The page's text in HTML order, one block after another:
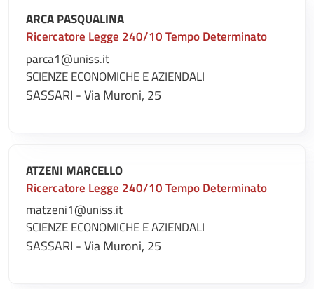
ARCA PASQUALINA
Ricercatore Legge 240/10 Tempo Determinato
parca1@uniss.it
SCIENZE ECONOMICHE E AZIENDALI
SASSARI - Via Muroni, 25
ATZENI MARCELLO
Ricercatore Legge 240/10 Tempo Determinato
matzeni1@uniss.it
SCIENZE ECONOMICHE E AZIENDALI
SASSARI - Via Muroni, 25